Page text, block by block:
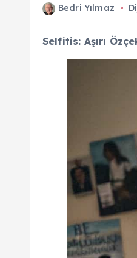
Bedri Yılmaz
Selfitis: Aşırı